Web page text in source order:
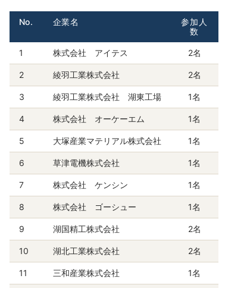
No. 企業名
参加人
数
1 株式会社 アイテス 2名
2 綾羽工業株式会社 2名
3 綾羽工業株式会社 湖東工場 1名
4 株式会社 オーケーエム 1名
5 大塚産業マテリアル株式会社 1名
6 草津電機株式会社 1名
7 株式会社 ケンシン 1名
8 株式会社 ゴーシュー 1名
9 湖国精工株式会社 2名
10 湖北工業株式会社 2名
11 三和産業株式会社 1名